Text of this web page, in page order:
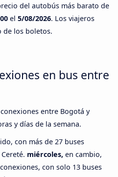
del autobús más barato de
el 5/08/2026. Los viajeros
de los boletos.
en bus entre
entre Bogotá y
y días de la semana.
con más de 27 buses
miércoles, en cambio,
con solo 13 buses